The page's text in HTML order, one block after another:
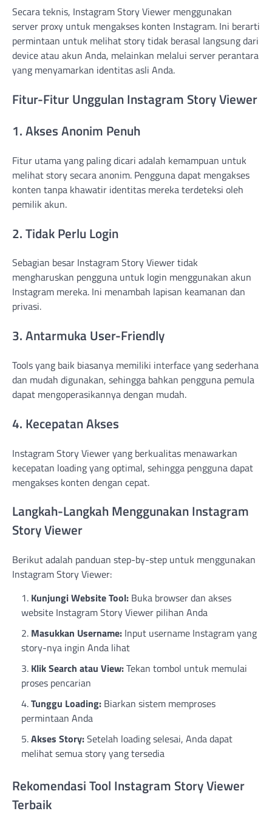
Secara teknis, Instagram Story Viewer menggunakan
server proxy untuk mengakses konten Instagram. Ini berarti
permintaan untuk melihat story tidak berasal langsung dari
device atau akun Anda, melainkan melalui server perantara
yang menyamarkan identitas asli Anda.
Fitur-Fitur Unggulan Instagram Story Viewer
1. Akses Anonim Penuh
Fitur utama yang paling dicari adalah kemampuan untuk
melihat story secara anonim. Pengguna dapat mengakses
konten tanpa khawatir identitas mereka terdeteksi oleh
pemilik akun.
2. Tidak Perlu Login
Sebagian besar Instagram Story Viewer tidak
mengharuskan pengguna untuk login menggunakan akun
Instagram mereka. Ini menambah lapisan keamanan dan
privasi.
3. Antarmuka User-Friendly
Tools yang baik biasanya memiliki interface yang sederhana
dan mudah digunakan, sehingga bahkan pengguna pemula
dapat mengoperasikannya dengan mudah.
4. Kecepatan Akses
Instagram Story Viewer yang berkualitas menawarkan
kecepatan loading yang optimal, sehingga pengguna dapat
mengakses konten dengan cepat.
Langkah-Langkah Menggunakan Instagram
Story Viewer
Berikut adalah panduan step-by-step untuk menggunakan
Instagram Story Viewer:
Kunjungi Website Tool: Buka browser dan akses
website Instagram Story Viewer pilihan Anda
Masukkan Username: Input username Instagram yang
story-nya ingin Anda lihat
Klik Search atau View:Tekan tombol untuk memulai
proses pencarian
Tunggu Loading: Biarkan sistem memproses
permintaan Anda
Akses Story:Setelah loading selesai, Anda dapat
melihat semua story yang tersedia
Rekomendasi Tool Instagram Story Viewer
Terbaik